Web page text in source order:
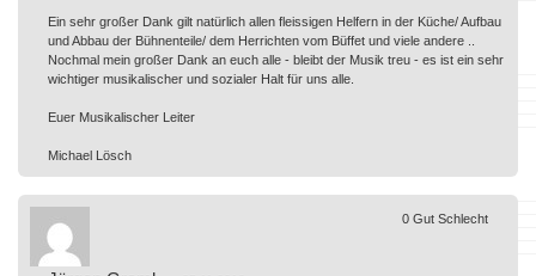
Ein sehr großer Dank gilt natürlich allen fleissigen Helfern in der Küche/ Aufbau
und Abbau der Bühnenteile/ dem Herrichten vom Büffet und viele andere ..
Nochmal mein großer Dank an euch alle - bleibt der Musik treu - es ist ein sehr
wichtiger musikalischer und sozialer Halt für uns alle.
Euer Musikalischer Leiter
Michael Lösch
0 Gut Schlecht